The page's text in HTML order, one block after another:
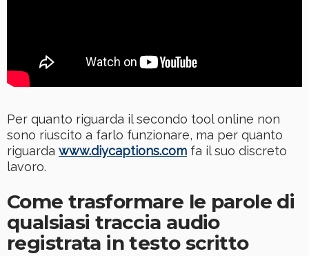
Per quanto riguarda il secondo tool online non
sono riuscito a farlo funzionare, ma per quanto
riguarda www.diycaptions.com fa il suo discreto
lavoro.
Come trasformare le parole di
qualsiasi traccia audio
registrata in testo scritto